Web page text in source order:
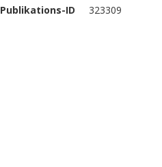
Publikations-ID
323309